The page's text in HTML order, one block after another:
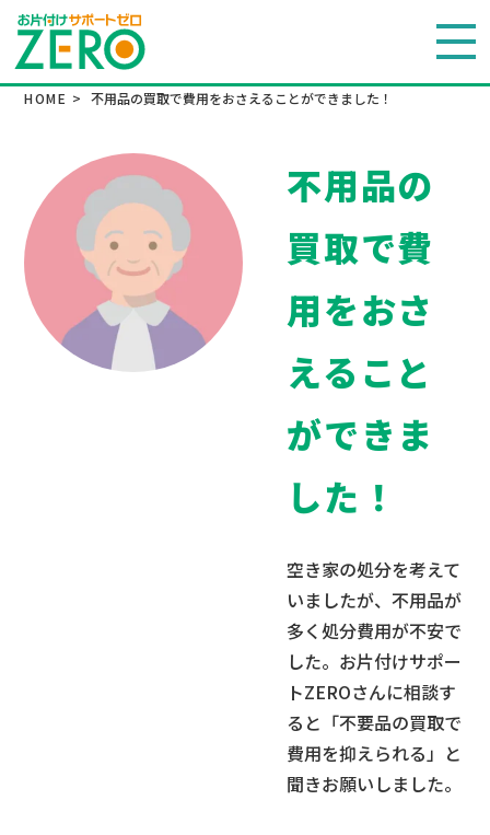
HOME > 不用品の買取で費用をおさえることができました！
不用品の
買取で費
用をおさ
えること
ができま
した！
空き家の処分を考えて
いましたが、不用品が
多く処分費用が不安で
した。お片付けサポー
トZEROさんに相談す
ると「不要品の買取で
費用を抑えられる」と
聞きお願いしました。